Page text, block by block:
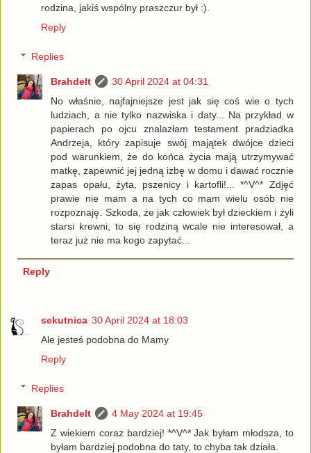
rodzina, jakiś wspólny praszczur był :).
Reply
Replies
Brahdelt
30 April 2024 at 04:31
No właśnie, najfajniejsze jest jak się coś wie o tych
ludziach, a nie tylko nazwiska i daty... Na przykład w
papierach po ojcu znalazłam testament pradziadka
Andrzeja, który zapisuje swój majątek dwójce dzieci
pod warunkiem, że do końca życia mają utrzymywać
matkę, zapewnić jej jedną izbę w domu i dawać rocznie
zapas opału, żyta, pszenicy i kartofli!... *^V^* Zdjęć
prawie nie mam a na tych co mam wielu osób nie
rozpoznaję. Szkoda, że jak człowiek był dzieckiem i żyli
starsi krewni, to się rodziną wcale nie interesował, a
teraz już nie ma kogo zapytać...
Reply
sekutnica 30 April 2024 at 18:03
Ale jesteś podobna do Mamy
Reply
Replies
Brahdelt
4 May 2024 at 19:45
Z wiekiem coraz bardziej! *^V^* Jak byłam młodsza, to
byłam bardziej podobna do taty, to chyba tak działa.